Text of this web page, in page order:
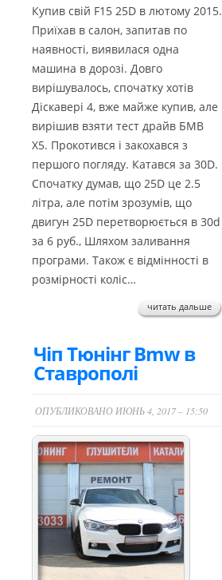
Купив свій F15 25D в лютому 2015.
Приїхав в салон, запитав по
наявності, виявилася одна
машина в дорозі. Довго
вирішувалось, спочатку хотів
Діскавері 4, вже майже купив, але
вирішив взяти тест драйв БМВ
Х5. Прокотився і закохався з
першого погляду. Катався за 30D.
Спочатку думав, що 25D це 2.5
літра, але потім зрозумів, що
двигун 25D перетворюється в 30d
за 6 руб., Шляхом заливання
програми. Також є відмінності в
розмірності коліс…
читать дальше
Чіп Тюнінг Bmw в
Ставрополі
ОПУБЛИКОВАНО ИЮНЬ 4, 2017 – 15:50